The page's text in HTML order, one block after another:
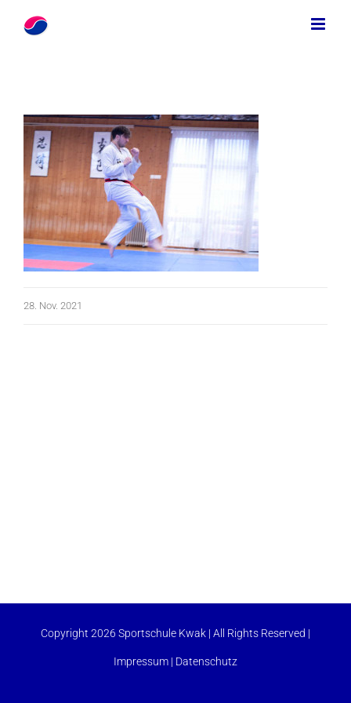
Zum
Inhalt
28. Nov. 2021
Copyright 2026 Sportschule Kwak | All Rights Reserved |
Impressum | Datenschutz